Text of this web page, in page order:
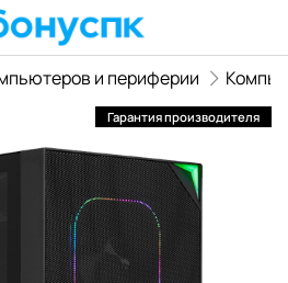
и периферии
Гарантия производителя